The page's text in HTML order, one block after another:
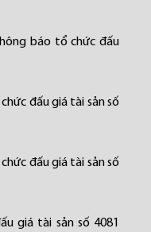
báo tổ chức đấu
đấu giá tài sản số
đấu giá tài sản số
giá tài sản số 4081